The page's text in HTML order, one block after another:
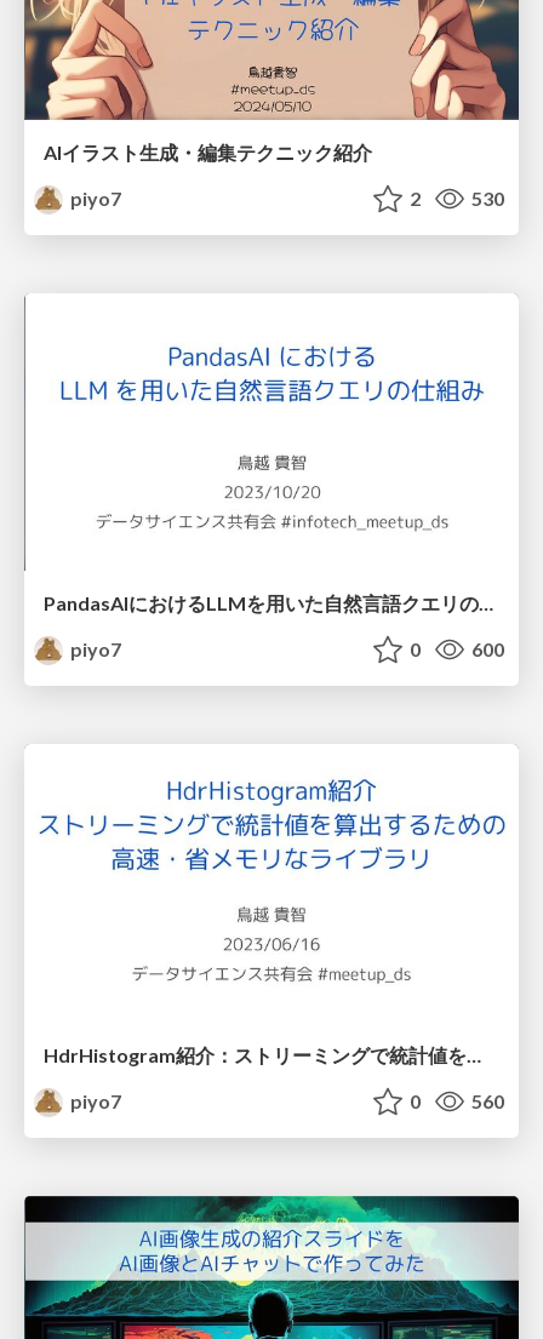
AIイラスト生成・編集テクニック紹介
piyo7
2 530
PandasAIにおけるLLMを用いた自然言語クエリの仕組み
piyo7
0 600
HdrHistogram紹介：ストリーミングで統計値を算出するための 高速・省メモリなライブラリ
piyo7
0 560